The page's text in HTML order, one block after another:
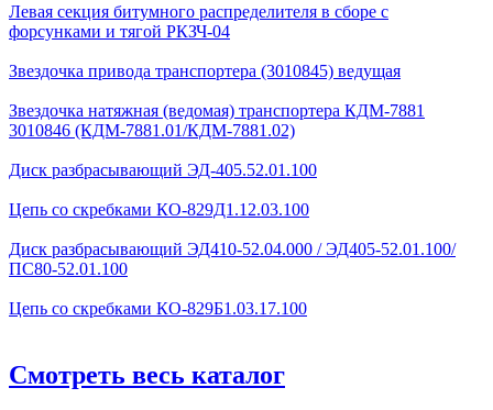
Левая секция битумного распределителя в сборе с
форсунками и тягой РКЗЧ-04
Звездочка привода транспортера (3010845) ведущая
Звездочка натяжная (ведомая) транспортера КДМ-7881
3010846 (КДМ-7881.01/КДМ-7881.02)
Диск разбрасывающий ЭД-405.52.01.100
Цепь со скребками КО-829Д1.12.03.100
Диск разбрасывающий ЭД410-52.04.000 / ЭД405-52.01.100/
ПС80-52.01.100
Цепь со скребками КО-829Б1.03.17.100
Смотреть весь каталог